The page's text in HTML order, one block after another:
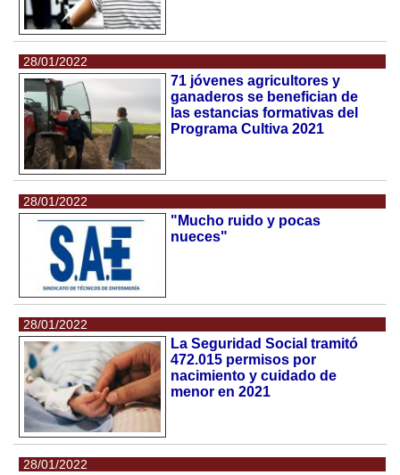
28/01/2022
71 jóvenes agricultores y
ganaderos se benefician de
las estancias formativas del
Programa Cultiva 2021
28/01/2022
"Mucho ruido y pocas
nueces"
28/01/2022
La Seguridad Social tramitó
472.015 permisos por
nacimiento y cuidado de
menor en 2021
28/01/2022